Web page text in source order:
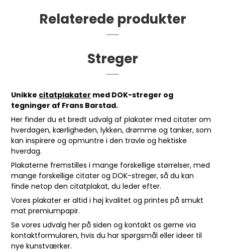
Relaterede produkter
Streger
Unikke citatplakater med DOK-streger og
tegninger af Frans Barstad.
Her finder du et bredt udvalg af plakater med citater om
hverdagen, kærligheden, lykken, drømme og tanker, som
kan inspirere og opmuntre i den travle og hektiske
hverdag.
Plakaterne fremstilles i mange forskellige størrelser, med
mange forskellige citater og DOK-streger, så du kan
finde netop den citatplakat, du leder efter.
Vores plakater er altid i høj kvalitet og printes på smukt
mat premiumpapir.
Se vores udvalg her på siden og kontakt os gerne via
kontaktformularen, hvis du har spørgsmål eller ideer til
nye kunstværker.